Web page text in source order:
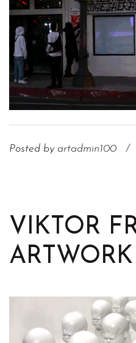
Posted by artadmin100 /
VIKTOR
ARTWORK